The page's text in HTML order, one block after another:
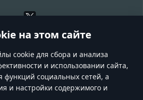
на этом сайте
cookie для сбора и анализа
и использовании сайта,
функций социальных сетей, а
и настройки содержимого и
на форуме
ИСПОЛЬЗОВАНИЯ